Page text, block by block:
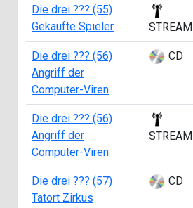
Die drei ??? (55)
Gekaufte Spieler
STREAM
Die drei ??? (56)
Angriff der
Computer-Viren
CD
Die drei ??? (56)
Angriff der
Computer-Viren
STREAM
Die drei ??? (57)
Tatort Zirkus
CD